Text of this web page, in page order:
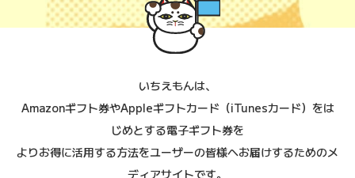
いちえもんは、
Amazonギフト券やAppleギフトカード（iTunesカード）をは
じめとする電子ギフト券を
よりお得に活用する方法をユーザーの皆様へお届けするためのメ
ディアサイトです。